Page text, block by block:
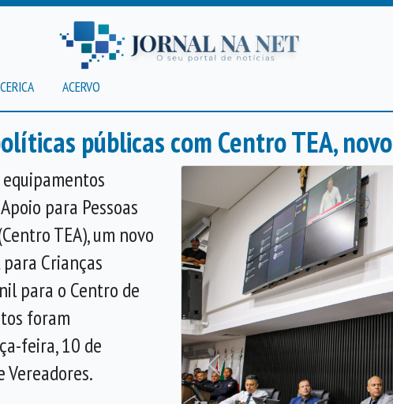
ACERVO
públicas com Centro TEA, novo
Anterior
para Pessoas
TEA), um novo
Crianças
para o Centro de
foram
feira, 10 de
Vereadores.